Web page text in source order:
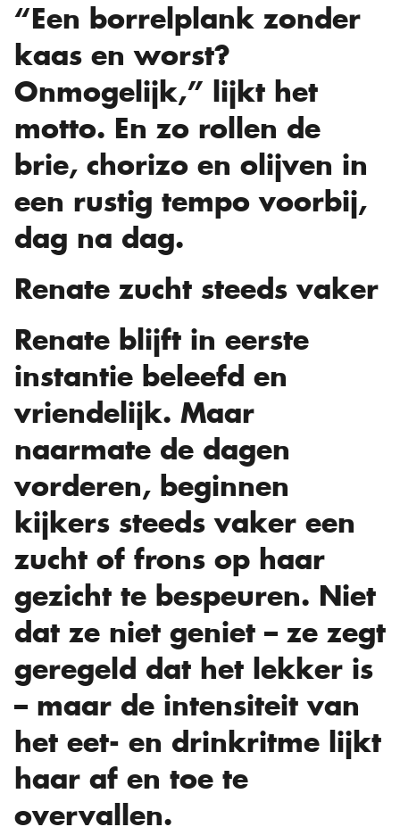
“Een borrelplank zonder
kaas en worst?
Onmogelijk,” lijkt het
motto. En zo rollen de
brie, chorizo en olijven in
een rustig tempo voorbij,
dag na dag.
Renate zucht steeds vaker
Renate blijft in eerste
instantie beleefd en
vriendelijk. Maar
naarmate de dagen
vorderen, beginnen
kijkers steeds vaker een
zucht of frons op haar
gezicht te bespeuren. Niet
dat ze niet geniet – ze zegt
geregeld dat het lekker is
– maar de intensiteit van
het eet- en drinkritme lijkt
haar af en toe te
overvallen.